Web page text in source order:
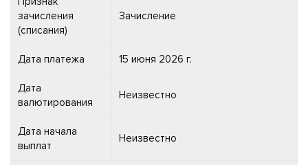
зачисления
(списания)
Зачисление
Дата платежа 15 июня 2026 г.
Дата
валютирования
Неизвестно
Дата начала
выплат
Неизвестно